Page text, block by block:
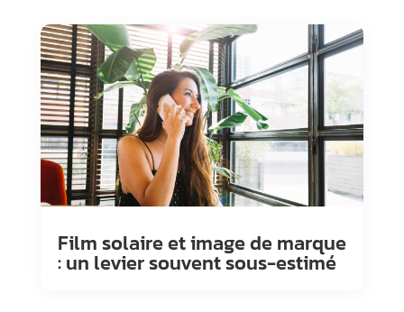
Film solaire et image de marque
: un levier souvent sous-estimé